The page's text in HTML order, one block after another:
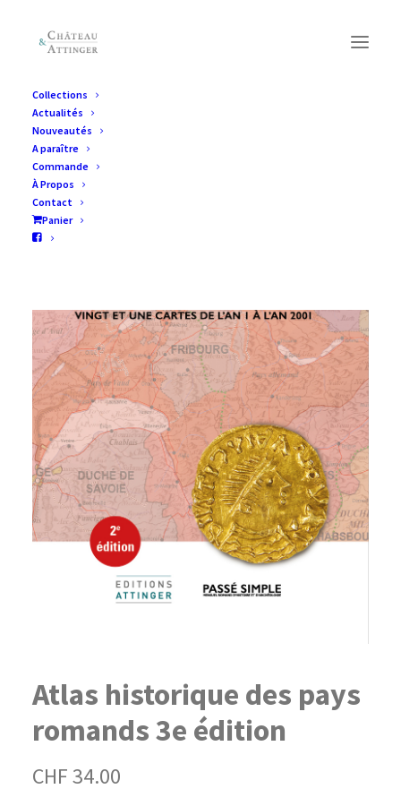
Collections
Actualités
Nouveautés
A paraître
Commande
À Propos
Contact
Panier
Atlas historique des pays
romands 3e édition
CHF34.00